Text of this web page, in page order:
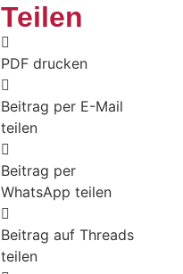
Teilen
PDF drucken
Beitrag per E-Mail
teilen
Beitrag per
WhatsApp teilen
Beitrag auf Threads
teilen